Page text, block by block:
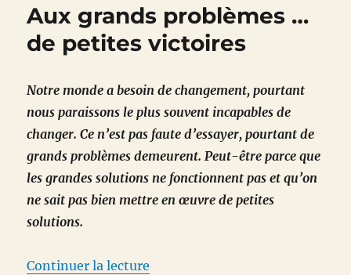
Aux grands problèmes …
de petites victoires
Notre monde a besoin de changement, pourtant
nous paraissons le plus souvent incapables de
changer. Ce n’est pas faute d’essayer, pourtant de
grands problèmes demeurent. Peut-être parce que
les grandes solutions ne fonctionnent pas et qu’on
ne sait pas bien mettre en œuvre de petites
solutions.
Continuer la lecture